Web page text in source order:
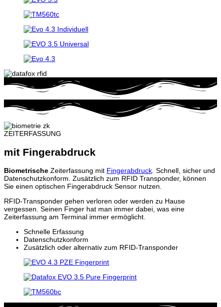
ZEITERFASSUNG
mit Fingerabdruck
Biometrische Zeiterfassung mit Fingerabdruck. Schnell, sicher und
Datenschutzkonform. Zusätzlich zum RFID Transponder, können
Sie einen optischen Fingerabdruck Sensor nutzen.
RFID-Transponder gehen verloren oder werden zu Hause
vergessen. Seinen Finger hat man immer dabei, was eine
Zeiterfassung am Terminal immer ermöglicht.
Schnelle Erfassung
Datenschutzkonform
Zusätzlich oder alternativ zum RFID-Transponder